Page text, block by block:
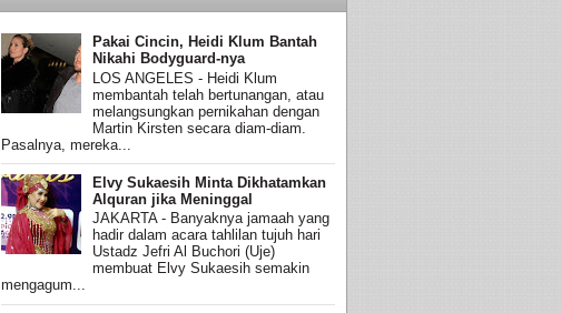
Pakai Cincin, Heidi Klum Bantah
Nikahi Bodyguard-nya
LOS ANGELES - Heidi Klum
membantah telah bertunangan, atau
melangsungkan pernikahan dengan
Martin Kirsten secara diam-diam.
Pasalnya, mereka...
Elvy Sukaesih Minta Dikhatamkan
Alquran jika Meninggal
JAKARTA - Banyaknya jamaah yang
hadir dalam acara tahlilan tujuh hari
Ustadz Jefri Al Buchori (Uje)
membuat Elvy Sukaesih semakin
mengagum...